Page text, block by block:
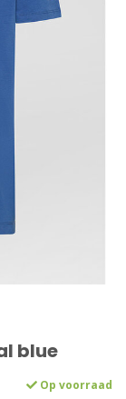
blue
Op voorraad